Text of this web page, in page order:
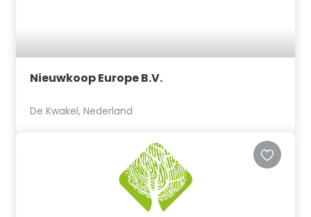
Nieuwkoop Europe B.V.
De Kwakel, Nederland